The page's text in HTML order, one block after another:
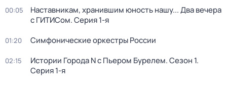
00:05
Наставникам, хранившим юность нашу... Два вечера
с ГИТИСом. Серия 1-я
01:20 Симфонические оркестры России
02:15 Истории Города N с Пьером Бурелем. Сезон 1.
Серия 1-я